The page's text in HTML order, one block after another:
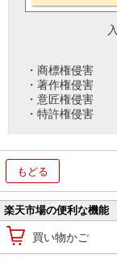
・商標権侵害
・著作権侵害
・意匠権侵害
・特許権侵害
もどる
楽天市場の便利な機能
買い物かご